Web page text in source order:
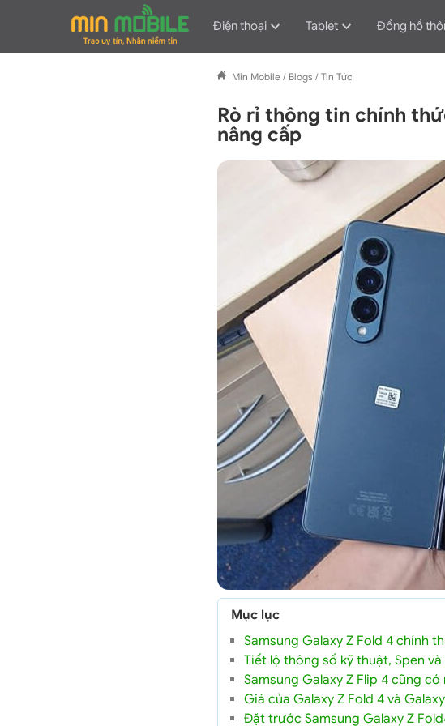
Điện thoại Tablet Đồng hồ
Min Mobile / Blogs / Tin Tức
Rò rỉ thông tin chính
nâng cấp
Mục lục
Samsung Galaxy Z Fold 4 chính
Tiết lộ thông số kỹ thuật, Spen
Samsung Galaxy Z Flip 4 cũng
Giá của Galaxy Z Fold 4 và
Đặt trước Samsung Galaxy Z